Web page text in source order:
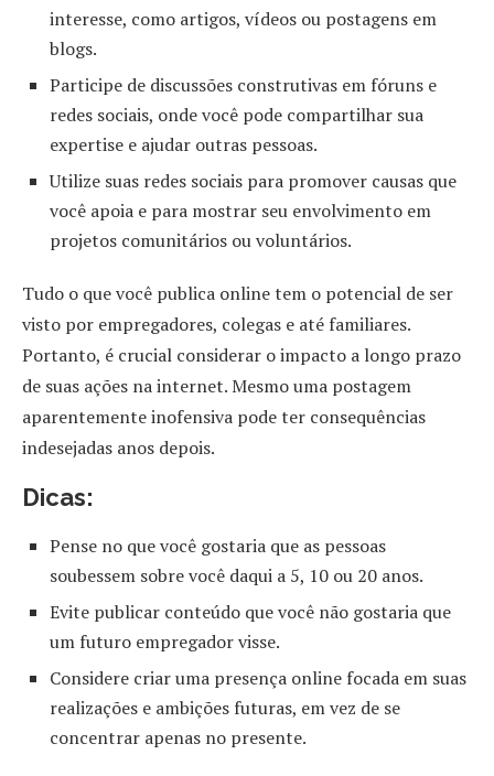
interesse, como artigos, vídeos ou postagens em
blogs.
Participe de discussões construtivas em fóruns e
redes sociais, onde você pode compartilhar sua
expertise e ajudar outras pessoas.
Utilize suas redes sociais para promover causas que
você apoia e para mostrar seu envolvimento em
projetos comunitários ou voluntários.
Tudo o que você publica online tem o potencial de ser
visto por empregadores, colegas e até familiares.
Portanto, é crucial considerar o impacto a longo prazo
de suas ações na internet. Mesmo uma postagem
aparentemente inofensiva pode ter consequências
indesejadas anos depois.
Dicas:
Pense no que você gostaria que as pessoas
soubessem sobre você daqui a 5, 10 ou 20 anos.
Evite publicar conteúdo que você não gostaria que
um futuro empregador visse.
Considere criar uma presença online focada em suas
realizações e ambições futuras, em vez de se
concentrar apenas no presente.